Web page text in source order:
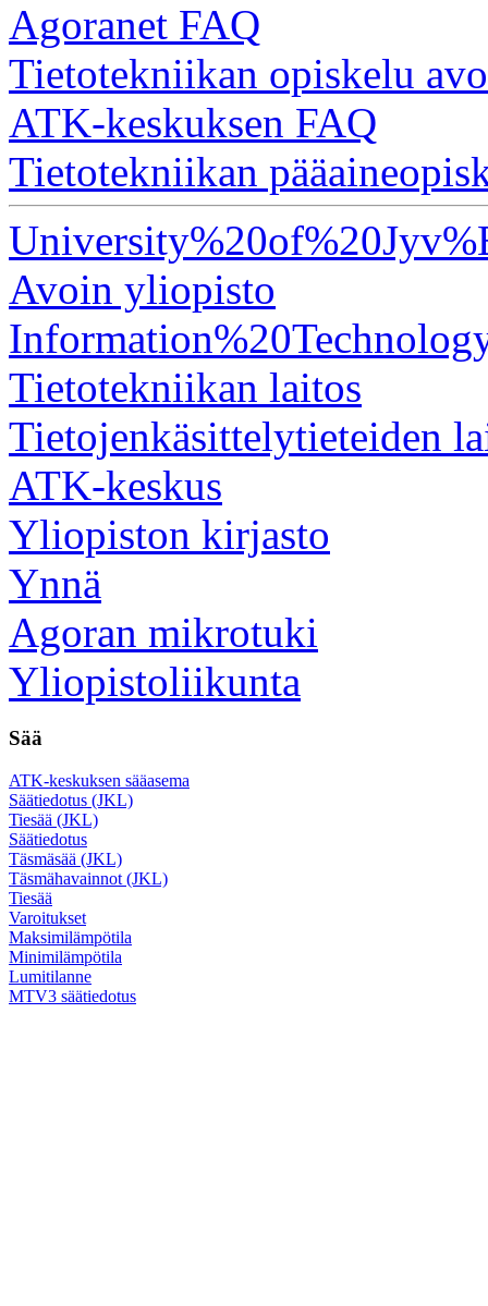
Agoranet FAQ
Tietotekniikan opiskelu
ATK-keskuksen FAQ
Tietotekniikan
Avoin yliopisto
Tietotekniikan laitos
Tietojenkäsittelytieteiden
ATK-keskus
Yliopiston kirjasto
Ynnä
Agoran mikrotuki
Yliopistoliikunta
Sää
ATK-keskuksen sääasema
Säätiedotus (JKL)
Tiesää (JKL)
Säätiedotus
Täsmäsää (JKL)
Täsmähavainnot (JKL)
Tiesää
Varoitukset
Maksimilämpötila
Minimilämpötila
Lumitilanne
MTV3 säätiedotus